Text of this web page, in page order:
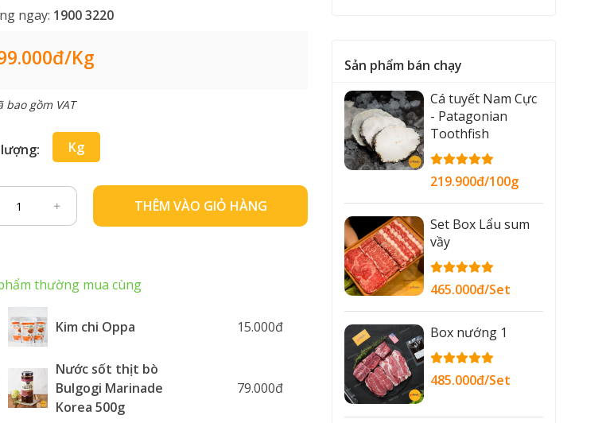
ngay: 1900 3220
kg
bao gồm VAT
Kg
THÊM VÀO GIỎ HÀNG
thường mua cùng
Kim chi Oppa 15.000đ
Nước sốt thịt bò
Bulgogi Marinade
Korea 500g
79.000đ
Sản phẩm bán chạy
Cá tuyết Nam Cực
- Patagonian
Toothfish
219.900đ/100g
Set Box Lẩu sum
vầy
465.000đ/Set
Box nướng 1
485.000đ/Set